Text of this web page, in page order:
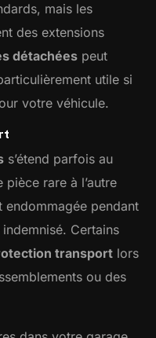
mais les
des extensions
détachées peut
utile si
votre véhicule.
s’étend parfois au
rare à l’autre
endommagée pendant
Certains
transport lors
ou des